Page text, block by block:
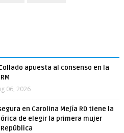
apuesta al consenso en la
06, 2026
en Carolina Mejía RD tiene la
de elegir la primera mujer